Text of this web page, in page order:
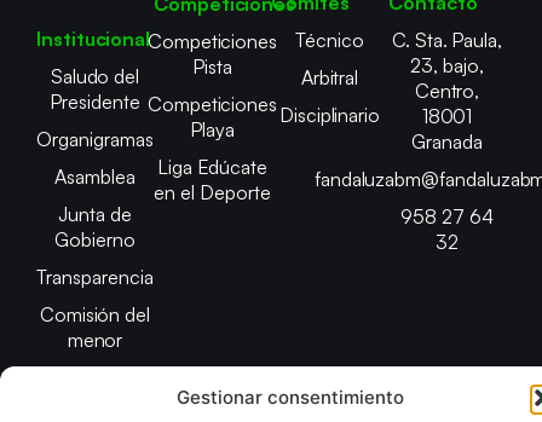
Gestionar consentimiento
Institucional
Saludo del
Presidente
Organigramas
Asamblea
Junta de
Gobierno
Transparencia
Comisión del
menor
Competiciones
Pista
Competiciones
Playa
Liga Edúcate
en el Deporte
Técnico
Arbitral
Disciplinario
C. Sta. Paula,
23, bajo,
Centro,
18001
Granada
958 27 64
32